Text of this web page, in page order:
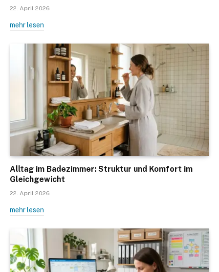
22. April 2026
mehr lesen
Alltag im Badezimmer: Struktur und Komfort im
Gleichgewicht
22. April 2026
mehr lesen